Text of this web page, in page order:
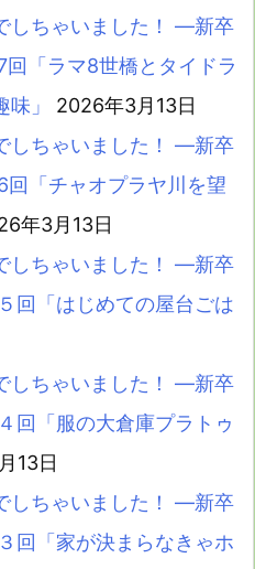
しちゃいました！ ―新卒
「ラマ8世橋とタイドラ
」
2026年3月13日
しちゃいました！ ―新卒
「チャオプラヤ川を望
年3月13日
しちゃいました！ ―新卒
回「はじめての屋台ごは
しちゃいました！ ―新卒
回「服の大倉庫プラトゥ
13日
しちゃいました！ ―新卒
回「家が決まらなきゃホ